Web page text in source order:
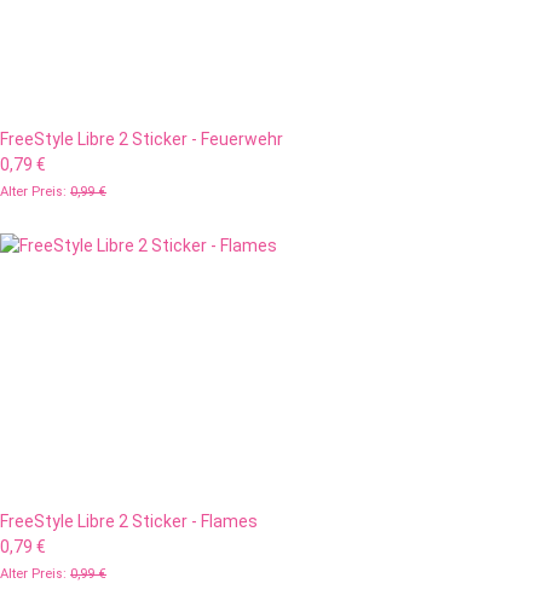
FreeStyle Libre 2 Sticker - Feuerwehr
0,79 €
Alter Preis: 0,99 €
FreeStyle Libre 2 Sticker - Flames
0,79 €
Alter Preis: 0,99 €